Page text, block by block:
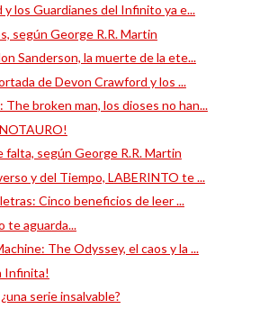
y los Guardianes del Infinito ya e...
según George R.R. Martin
Sanderson, la muerte de la ete...
de Devon Crawford y los ...
The broken man, los dioses no han...
falta, según George R.R. Martin
y del Tiempo, LABERINTO te ...
Cinco beneficios de leer ...
te aguarda...
The Odyssey, el caos y la ...
Infinita!
serie insalvable?